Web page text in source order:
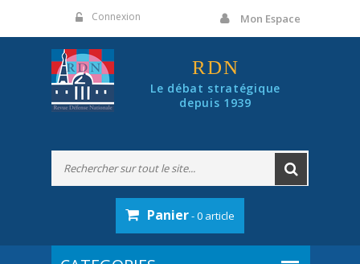
Connexion Mon Espace
RDN
Le débat stratégique
depuis 1939
Panier- 0 article